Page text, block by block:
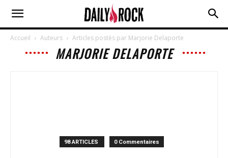
Accueil Auteurs Articles postés par Marjorie Delaporte
MARJORIE DELAPORTE
98 ARTICLES 0 Commentaires